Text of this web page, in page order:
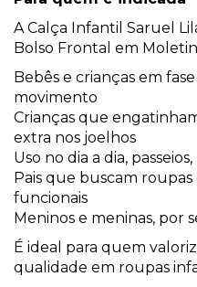
A Calça Infantil Saruel
Bolso Frontal em
Bebês e crianças em
movimento
Crianças que
extra nos joelhos
Uso no dia a dia,
Pais que buscam
funcionais
Meninos e meninas, por
É ideal para quem
qualidade em roupas